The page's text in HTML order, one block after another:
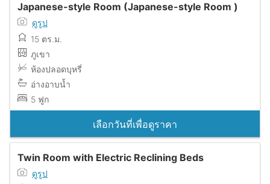
Japanese-style Room (Japanese-style Room )
ดูรูป
15 ตร.ม.
ภูเขา
ห้องปลอดบุหรี่
อ่างอาบน้ำ
5 ฟูก
เลือกวันที่เพื่อดูราคา
Twin Room with Electric Reclining Beds
ดูรูป